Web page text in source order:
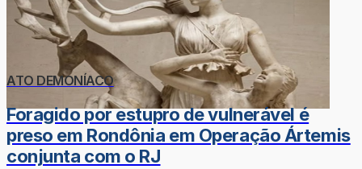
ATO DEMONÍACO
Foragido por estupro de vulnerável é
preso em Rondônia em Operação Ártemis
conjunta com o RJ